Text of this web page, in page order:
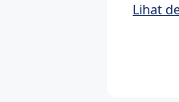
Lihat